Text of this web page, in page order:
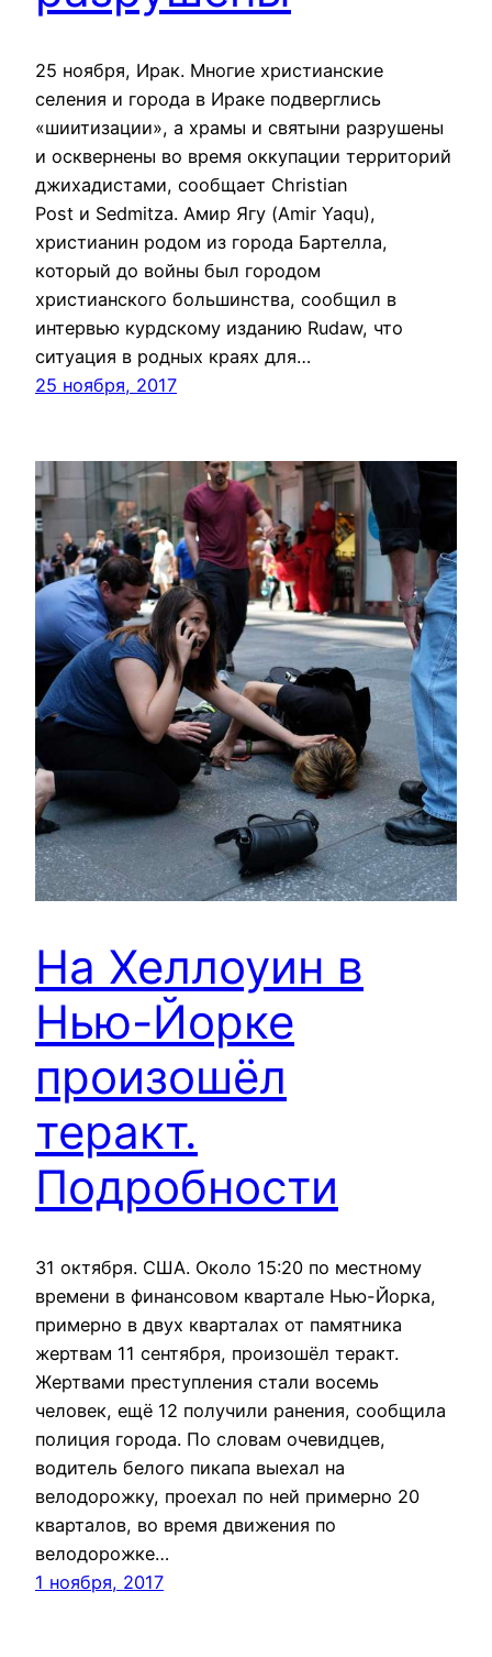
25 ноября, Ирак. Многие христианские
селения и города в Ираке подверглись
«шиитизации», а храмы и святыни разрушены
и осквернены во время оккупации территорий
джихадистами, сообщает Сhristian
Post и Sedmitza. Амир Ягу (Amir Yaqu),
христианин родом из города Бартелла,
который до войны был городом
христианского большинства, сообщил в
интервью курдскому изданию Rudaw, что
ситуация в родных краях для…
25 ноября, 2017
На Хеллоуин в
Нью-Йорке
произошёл
теракт.
Подробности
31 октября. США. Около 15:20 по местному
времени в финансовом квартале Нью-Йорка,
примерно в двух кварталах от памятника
жертвам 11 сентября, произошёл теракт.
Жертвами преступления стали восемь
человек, ещё 12 получили ранения, сообщила
полиция города. По словам очевидцев,
водитель белого пикапа выехал на
велодорожку, проехал по ней примерно 20
кварталов, во время движения по
велодорожке…
1 ноября, 2017